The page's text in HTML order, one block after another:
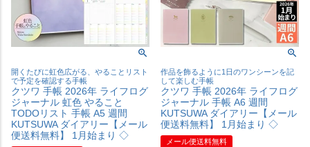
開くたびに虹色広がる、やることリスト
で予定を確認する手帳
クツワ 手帳 2026年 ライフログ
ジャーナル 虹色 やること
TODOリスト 手帳 A5 週間
KUTSUWA ダイアリー【メール
便送料無料】 1月始まり ◇
作品を飾るように1日のワンシーンを記
して楽しむ手帳
クツワ 手帳 2026年 ライフログ
ジャーナル 手帳 A6 週間
KUTSUWA ダイアリー【メール
便送料無料】 1月始まり ◇
メール便送料無料